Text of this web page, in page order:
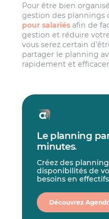
Pour être bien
gestion des plannings
pour salariés afin de
gestion et réduire
vous serez certain
partager le planning
rapidement et
Le planning
minutes.
Créez des
disponibilités de
besoins en
Découvrez